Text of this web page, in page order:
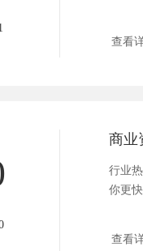
查看
行业
你更
查看